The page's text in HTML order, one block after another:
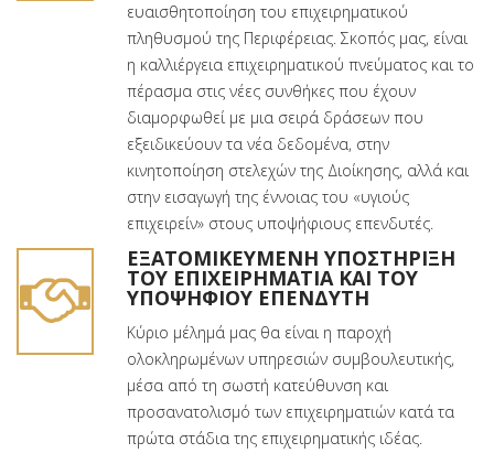
ευαισθητοποίηση του επιχειρηματικού
πληθυσμού της Περιφέρειας. Σκοπός μας, είναι
η καλλιέργεια επιχειρηματικού πνεύματος και το
πέρασμα στις νέες συνθήκες που έχουν
διαμορφωθεί με μια σειρά δράσεων που
εξειδικεύουν τα νέα δεδομένα, στην
κινητοποίηση στελεχών της Διοίκησης, αλλά και
στην εισαγωγή της έννοιας του «υγιούς
επιχειρείν» στους υποψήφιους επενδυτές.
ΕΞΑΤΟΜΙΚΕΥΜΈΝΗ ΥΠΟΣΤΉΡΙΞΗ
ΤΟΥ ΕΠΙΧΕΙΡΗΜΑΤΊΑ ΚΑΙ ΤΟΥ
ΥΠΟΨΉΦΙΟΥ ΕΠΕΝΔΥΤΉ
Κύριο μέλημά μας θα είναι η παροχή
ολοκληρωμένων υπηρεσιών συμβουλευτικής,
μέσα από τη σωστή κατεύθυνση και
προσανατολισμό των επιχειρηματιών κατά τα
πρώτα στάδια της επιχειρηματικής ιδέας.